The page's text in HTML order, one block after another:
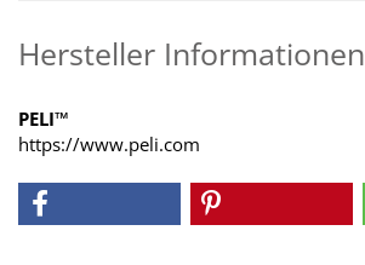
Hersteller Informationen
PELI™
https://www.peli.com